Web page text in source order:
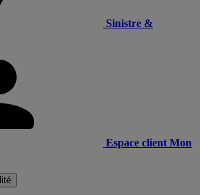
Sinistre &
Espace client Mon